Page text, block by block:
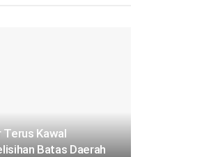
Terus Kawal
Batas Daerah